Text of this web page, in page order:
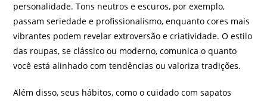
personalidade. Tons neutros e escuros, por exemplo,
passam seriedade e profissionalismo, enquanto cores mais
vibrantes podem revelar extroversão e criatividade. O estilo
das roupas, se clássico ou moderno, comunica o quanto
você está alinhado com tendências ou valoriza tradições.
Além disso, seus hábitos, como o cuidado com sapatos